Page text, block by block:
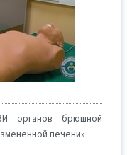
органов брюшной
печени»